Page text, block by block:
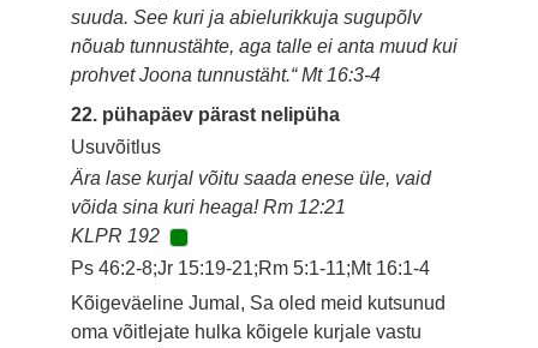
suuda. See kuri ja abielurikkuja sugupõlv
nõuab tunnustähte, aga talle ei anta muud kui
prohvet Joona tunnustäht.“ Mt 16:3-4
22. pühapäev pärast nelipüha
Usuvõitlus
Ära lase kurjal võitu saada enese üle, vaid
võida sina kuri heaga! Rm 12:21
KLPR 192
Ps 46:2-8;Jr 15:19-21;Rm 5:1-11;Mt 16:1-4
Kõigeväeline Jumal, Sa oled meid kutsunud
oma võitlejate hulka kõigele kurjale vastu